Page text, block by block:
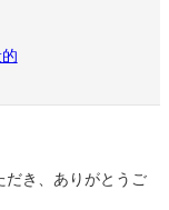
だき、ありがとうご